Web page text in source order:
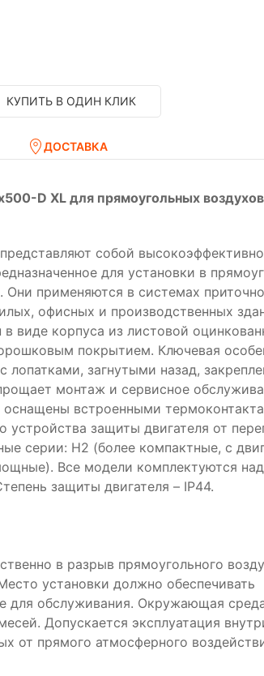
КУПИТЬ В ОДИН КЛИК
ДОСТАВКА
D XL для прямоугольных
представляют собой
для установки в
Они применяются в системах
офисных и производственных
виде корпуса из листовой
покрытием. Ключевая
лопатками, загнутыми назад,
монтаж и сервисное
оснащены встроенными
защиты двигателя от
серии: Н2 (более компактные, с
Все модели комплектуются
защиты двигателя – IP44.
в разрыв прямоугольного
установки должно обеспечивать
для обслуживания. Окружающая
Допускается эксплуатация
от прямого атмосферного